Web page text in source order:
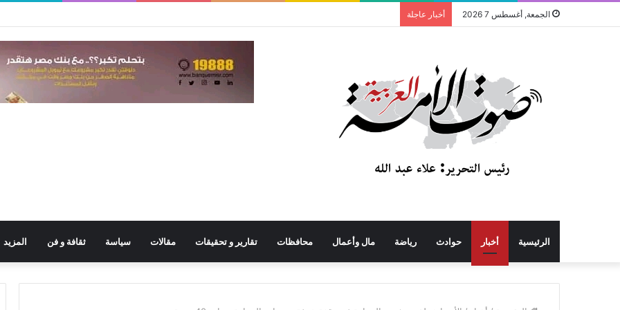
الجمعة, أغسطس 7 2026 أخبار عاجلة
الرئيسية أخبار حوادث رياضة مال وأعمال محافظات تقارير و تحقيقات مقالات سياسة ثقافة و فن المزيد